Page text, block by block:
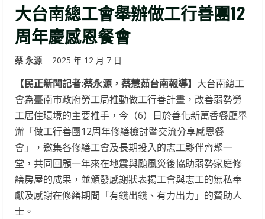
大台南總工會舉辦做工行善團12
周年慶感恩餐會
蔡 永源 2025 年 12 月 7 日
【民正新聞記者:蔡永源，蔡慧茹台南報導】 大台南總工
會為臺南市政府勞工局推動做工行善計畫，改善弱勢勞
工居住環境的主要推手，今（6）日於善化新萬香餐廳舉
辦「做工行善團12周年修繕檢討暨交流分享感恩餐
會」，邀集各修繕工會及長期投入的志工夥伴齊聚一
堂，共同回顧一年來在地震與颱風災後協助弱勢家庭修
繕房屋的成果，並頒發感謝狀表揚工會與志工的無私奉
獻及感謝在修繕期間「有錢出錢、有力出力」的贊助人
士。